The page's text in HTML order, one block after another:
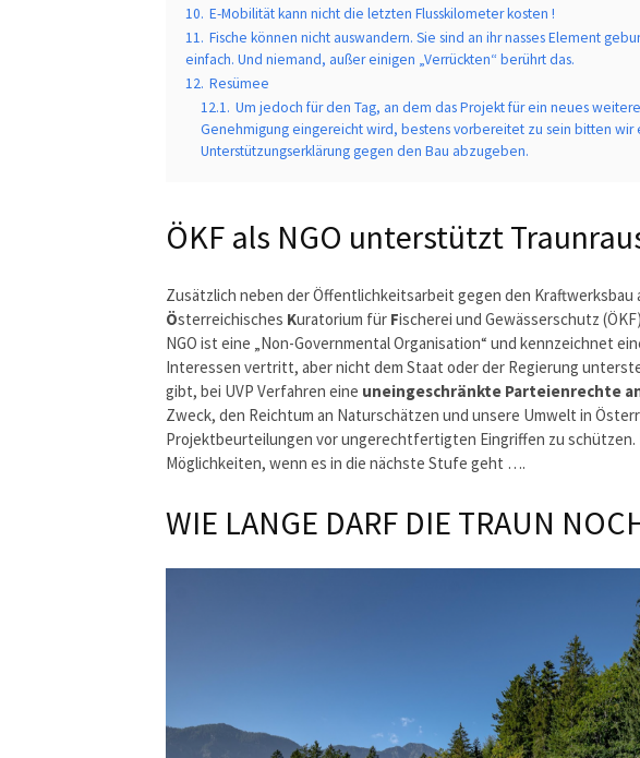
10. E-Mobilität kann nicht die letzten Flusskilometer kosten !
11. Fische können nicht auswandern. Sie sind an ihr nasses Element
einfach. Und niemand, außer einigen „Verrückten“ berührt das.
12. Resümee
12.1. Um jedoch für den Tag, an dem das Projekt für ein neues
Genehmigung eingereicht wird, bestens vorbereitet zu sein bitten wir
Unterstützungserklärung gegen den Bau abzugeben.
ÖKF als NGO unterstützt
Zusätzlich neben der Öffentlichkeitsarbeit gegen den Kraftwerksbau
Österreichisches Kuratorium für Fischerei und Gewässerschutz
NGO ist eine „Non-Governmental Organisation“ und kennzeichnet
Interessen vertritt, aber nicht dem Staat oder der Regierung
gibt, bei UVP Verfahren eine uneingeschränkte Parteienrechte
Zweck, den Reichtum an Naturschätzen und unsere Umwelt in
Projektbeurteilungen vor ungerechtfertigten Eingriffen zu schützen.
Möglichkeiten, wenn es in die nächste Stufe geht ….
WIE LANGE DARF DIE TRAUN